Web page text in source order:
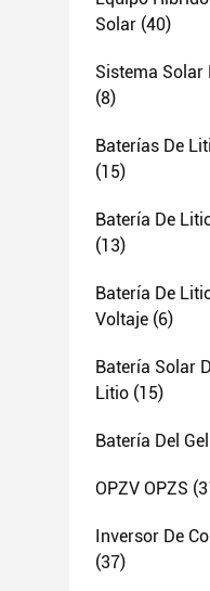
Solar (40)
Sistema Solar
(8)
Baterías De
(15)
Batería De
(13)
Batería De
Voltaje (6)
Batería Solar
Litio (15)
Batería Del
OPZV OPZS
Inversor De
(37)